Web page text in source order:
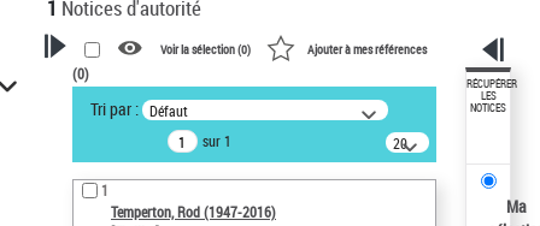
1 Notices d'autorité
VOTRE RECHERCHE
Recherche avancée dans les
notices d’autorité
Œuvres liées à l'auteur :
Temperton, Rod (1947-2016)
Voir la sélection (0) Ajouter à mes références
(0)
Tri par : Défaut
sur 1
20
résultats/page
1
Temperton, Rod (1947-2016)
RÉCUPÉRER
LES
NOTICES
Ma